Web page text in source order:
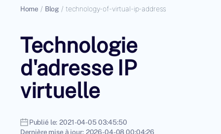
Home / Blog / technology-of-virtual-ip-address
Technologie
d'adresse IP
virtuelle
Publié le: 2021-04-05 03:45:50
Dernière mise à jour: 2026-04-08 00:04:26